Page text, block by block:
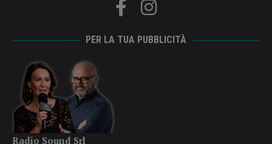
PER LA TUA PUBBLICITÀ
Radio Sound Srl